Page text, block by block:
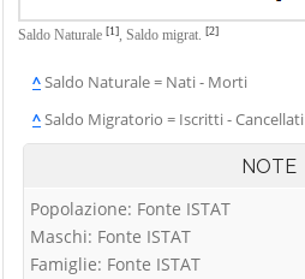
Saldo Naturale [1], Saldo migrat. [2]
^Saldo Naturale = Nati - Morti
^Saldo Migratorio = Iscritti - Cancellati
NOTE
Popolazione: Fonte ISTAT
Maschi: Fonte ISTAT
Famiglie: Fonte ISTAT